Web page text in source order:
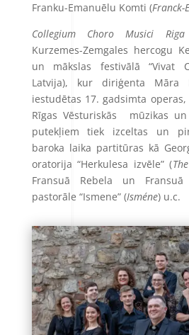
Franku-Emanuēlu Komti (Franck-
Collegium Choro Musici Riga
Kurzemes-Zemgales hercogu
un mākslas festivālā“Vivat
Latvija), kur diriģenta Māra
iestudētas 17. gadsimta
Rīgas Vēsturiskās mūzikas
putekļiem tiek izceltas un
baroka laika partitūras kā
oratorija “Herkulesa izvēle” (
Fransuā Rebela un Fransuā
pastorāle “Ismene” (Isméne) u.c.